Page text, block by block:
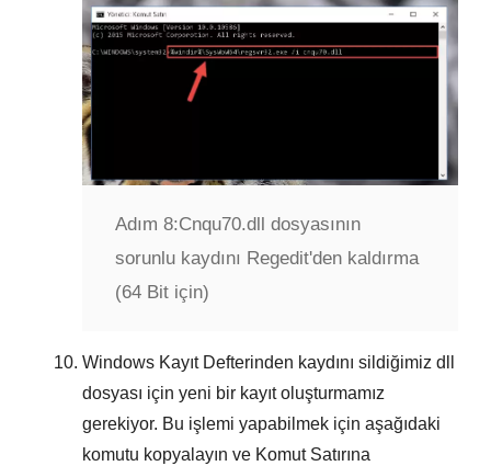
Adım 8:Cnqu70.dll dosyasının
sorunlu kaydını Regedit'den kaldırma
(64 Bit için)
Windows Kayıt Defterinden kaydını sildiğimiz dll
dosyası için yeni bir kayıt oluşturmamız
gerekiyor. Bu işlemi yapabilmek için aşağıdaki
komutu kopyalayın ve Komut Satırına